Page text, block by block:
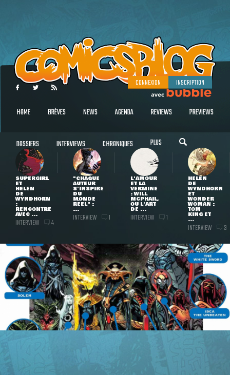
CONNEXION INSCRIPTION
HOME BRÈVES NEWS AGENDA REVIEWS PREVIEWS
DOSSIERS INTERVIEWS CHRONIQUES PLUS
SUPERGIRL
ET
HELEN
DE
WYNDHORN
:
RENCONTRE
AVEC ...
INTERVIEW 4
"CHAQUE
AUTEUR
S'INSPIRE
DU
MONDE
RÉEL" :
...
INTERVIEW 1
L'AMOUR
ET LA
VERMINE
: WILL
MCPHAIL,
OU L'ART
DE ...
INTERVIEW 1
HELEN
DE
WYNDHORN
ET
WONDER
WOMAN :
TOM
KING ET
...
INTERVIEW 3